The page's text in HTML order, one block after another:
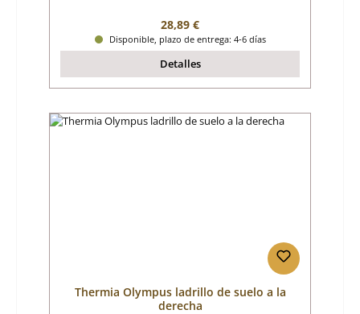
Precio normal:
28,89 €
Disponible, plazo de entrega: 4-6 días
Detalles
Thermia Olympus ladrillo de suelo a la
derecha